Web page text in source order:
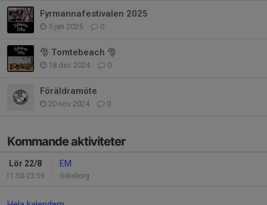
Fyrmannafestivalen 2025
5 jan 2025 0
🎅 Tomtebeach 🎅
18 dec 2024 0
Föräldramöte
20 nov 2024 0
Kommande aktiviteter
Lör 22/8
11:50-23:59
EM
Göteborg